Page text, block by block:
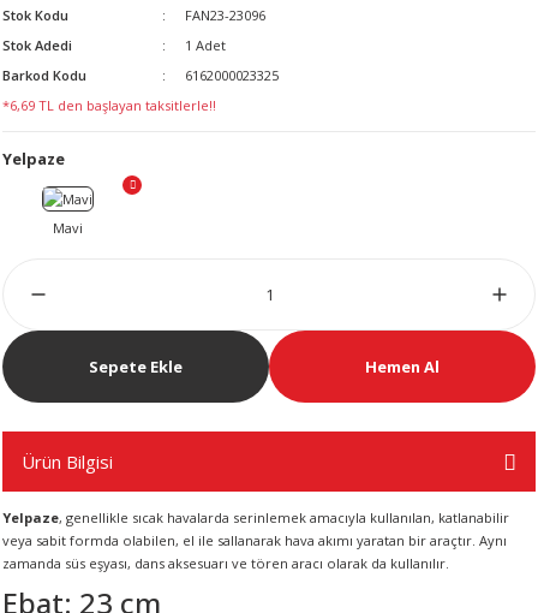
Stok Kodu
FAN23-23096
Stok Adedi
1 Adet
Barkod Kodu
6162000023325
*6,69 TL den başlayan taksitlerle!!
Yelpaze
Sepete Ekle Hemen Al
Ürün Bilgisi
Yelpaze, genellikle sıcak havalarda serinlemek amacıyla kullanılan, katlanabilir
veya sabit formda olabilen, el ile sallanarak hava akımı yaratan bir araçtır. Aynı
zamanda süs eşyası, dans aksesuarı ve tören aracı olarak da kullanılır.
Ebat: 23 cm